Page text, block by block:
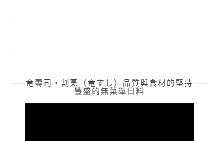
竜壽司‧割烹（竜すし）品質與食材的堅持
豐盛的無菜單日料